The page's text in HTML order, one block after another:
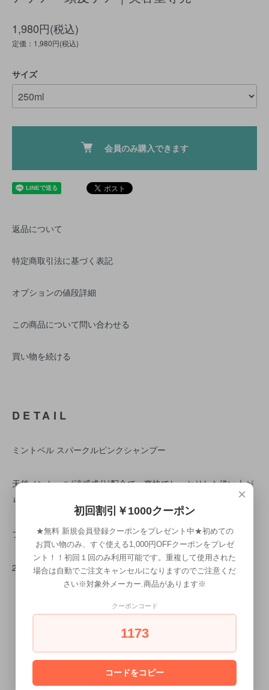
1,980円(税込)
定価：1,980円(税込)
サイズ
会員のみ購入できます
返品について
特定商取引法に基づく表記
オプションの値段詳細
この商品について問い合わせる
買い物を続ける
DETAIL
ミントベル スパークルピンクシャンプー
天然メントール(涼感成分)配合で、爽快でしっとりした洗い上が
り。
フローラルピーチティーの香り。
250mL・550mL
CALENDAR
×
初回割引￥1000クーポン
★無料 新規会員登録クーポンをプレゼント中★初めての
お買い物のみ、すぐ使える1,000円OFFクーポンをプレゼ
ント！！初回１回のみ利用可能です。重複して使用された
場合は自動でご注文キャンセルになりますのでご注意くだ
さい※対象外メーカー.商品があります※
クーポンコード
1173
コードをコピー